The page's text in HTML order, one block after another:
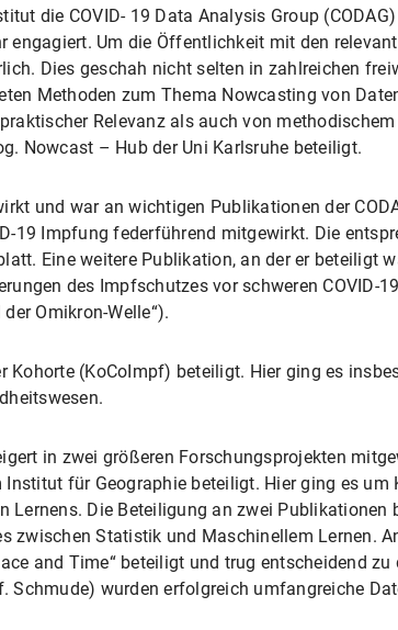
die COVID- 19 Data Analysis Group
Um die Öffentlichkeit mit den
Dies geschah nicht selten in zahlreichen
Methoden zum Thema Nowcasting von
Relevanz als auch von
Nowcast – Hub der Uni Karlsruhe beteiligt.
und war an wichtigen Publikationen der
19 Impfung federführend mitgewirkt. Die
Eine weitere Publikation, an der er beteiligt
des Impfschutzes vor schweren COVID-
Omikron-Welle“).
(KoCoImpf) beteiligt. Hier ging es
in zwei größeren Forschungsprojekten
für Geographie beteiligt. Hier ging es um
Lernens. Die Beteiligung an zwei Publikationen
zwischen Statistik und Maschinellem Lernen.
and Time“ beteiligt und trug entscheidend zu
wurden erfolgreich umfangreiche